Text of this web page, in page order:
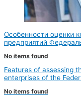
Особенности оценки
предприятий
No items found
Features of assessing
enterprises of the
No items found